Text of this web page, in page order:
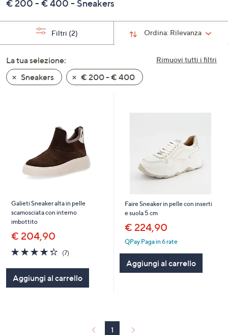
freccia
su
giù
oppure
scorri
a
dispositivi
touch
€ 200 - € 400 - Sneakers
Ordina: Rilevanza
Filtri (2)
Rimuovi tutti i filtri
La tua selezione:
Sneakers
€ 200 - € 400
Galieti Sneaker alta in pelle
scamosciata con interno
imbottito
€ 204,90
4.3
of
5
Stars
(7)7
Aggiungi al carrello
Faire Sneaker in pelle con inserti
e suola 5 cm
€ 224,90
QPay Paga in 6 rate
Aggiungi al carrello
1